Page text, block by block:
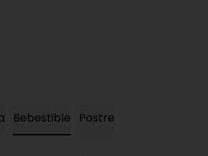
Bebestible Postre